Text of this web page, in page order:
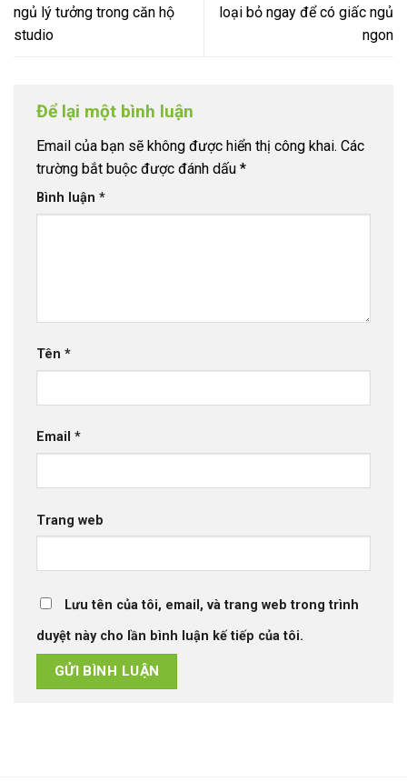
ngủ lý tưởng trong căn hộ
studio
loại bỏ ngay để có giấc ngủ
ngon
Để lại một bình luận
Email của bạn sẽ không được hiển thị công khai. Các
trường bắt buộc được đánh dấu *
Bình luận *
Tên *
Email *
Trang web
Lưu tên của tôi, email, và trang web trong trình
duyệt này cho lần bình luận kế tiếp của tôi.